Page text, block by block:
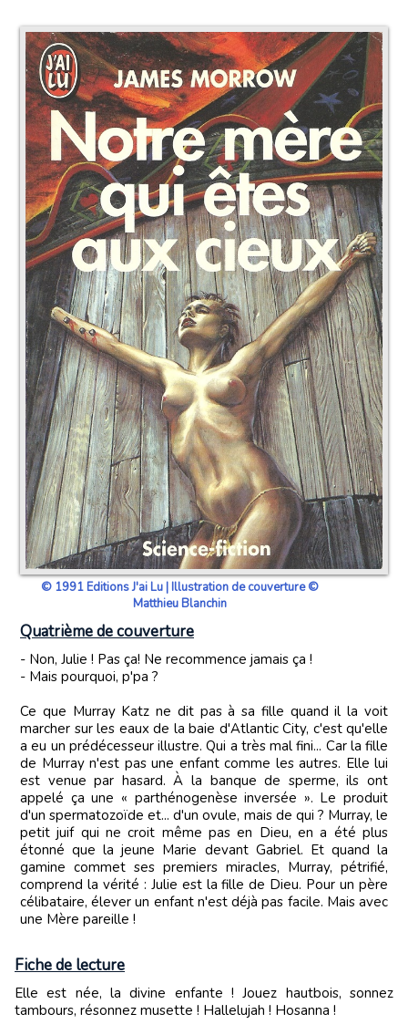
© 1991 Editions J'ai Lu | Illustration de couverture ©
Matthieu Blanchin
Quatrième de couverture
- Non, Julie ! Pas ça! Ne recommence jamais ça !
- Mais pourquoi, p'pa ?
Ce que Murray Katz ne dit pas à sa fille quand il la voit
marcher sur les eaux de la baie d'Atlantic City, c'est qu'elle
a eu un prédécesseur illustre. Qui a très mal fini... Car la fille
de Murray n'est pas une enfant comme les autres. Elle lui
est venue par hasard. À la banque de sperme, ils ont
appelé ça une « parthénogenèse inversée ». Le produit
d'un spermatozoïde et... d'un ovule, mais de qui ? Murray, le
petit juif qui ne croit même pas en Dieu, en a été plus
étonné que la jeune Marie devant Gabriel. Et quand la
gamine commet ses premiers miracles, Murray, pétrifié,
comprend la vérité : Julie est la fille de Dieu. Pour un père
célibataire, élever un enfant n'est déjà pas facile. Mais avec
une Mère pareille !
Fiche de lecture
Elle est née, la divine enfante ! Jouez hautbois, sonnez
tambours, résonnez musette ! Hallelujah ! Hosanna !